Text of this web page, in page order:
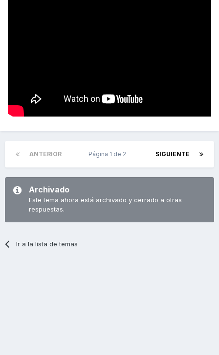
ANTERIOR SIGUIENTE
Página 1 de 2
Archivado
Este tema ahora está archivado y cerrado a otras
respuestas.
Ir a la lista de temas